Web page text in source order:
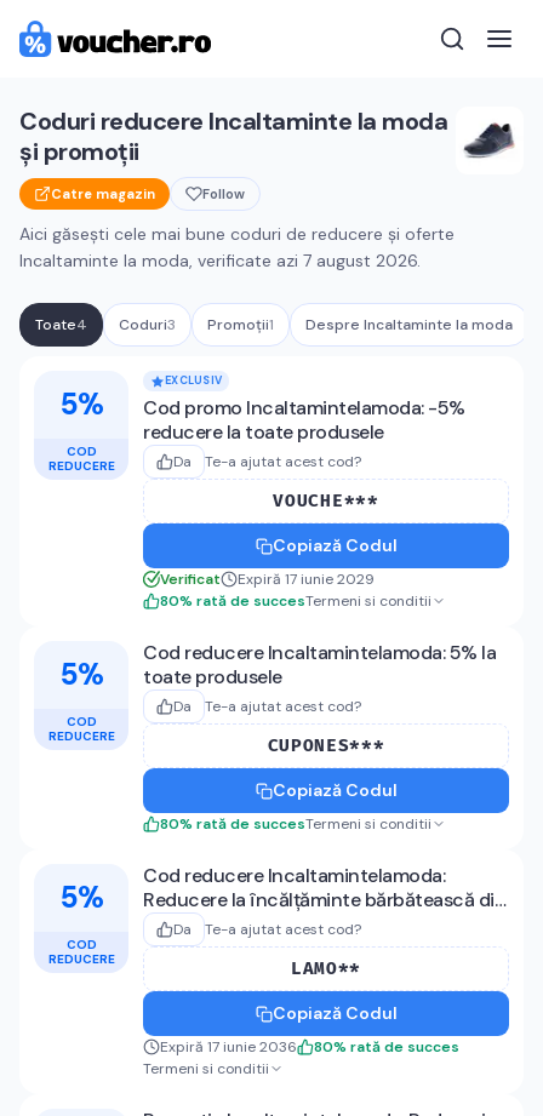
Coduri reducere Incaltaminte la moda
și promoții
Catre magazin Follow
Aici găsești cele mai bune coduri de reducere și oferte
Incaltaminte la moda, verificate azi 7 august 2026.
Toate4 Coduri3 Promoții1 Despre Incaltaminte la moda
Cupoane active
5%
COD
REDUCERE
EXCLUSIV
Cod promo Incaltamintelamoda: -5%
reducere la toate produsele
Da Te-a ajutat acest cod?
VOUCHE***
Copiază Codul
Verificat
Expiră 17 iunie 2029
80% rată de succesTermeni si conditii
5%
COD
REDUCERE
Cod reducere Incaltamintelamoda: 5% la
toate produsele
Da Te-a ajutat acest cod?
CUPONES***
Copiază Codul
80% rată de succesTermeni si conditii
5%
COD
REDUCERE
Cod reducere Incaltamintelamoda:
Reducere la încălțăminte bărbătească din
piele naturală – Cod lamoda
Da Te-a ajutat acest cod?
LAMO**
Copiază Codul
Expiră 17 iunie 2036 80% rată de succes
Termeni si conditii